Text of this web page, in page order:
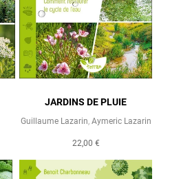
JARDINS DE PLUIE
Guillaume Lazarin Aymeric Lazarin
22,00 €